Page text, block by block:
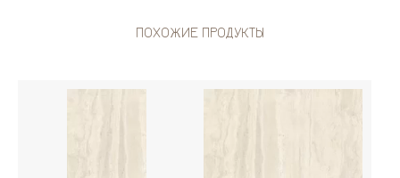
ПОХОЖИЕ ПРОДУКТЫ